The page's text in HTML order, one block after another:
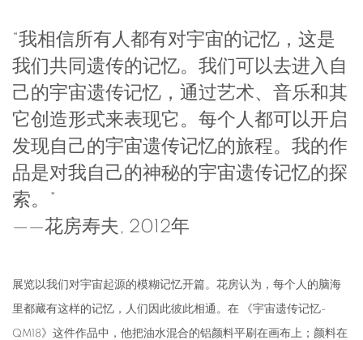
“我相信所有人都有对宇宙的记忆，这是
我们共同遗传的记忆。我们可以去进入自
己的宇宙遗传记忆，通过艺术、音乐和其
它创造形式来表现它。每个人都可以开启
发现自己的宇宙遗传记忆的旅程。我的作
品是对我自己的神秘的宇宙遗传记忆的探
索。”
——花房寿夫, 2012年
展览以我们对宇宙起源的模糊记忆开篇。花房认为，每个人的脑海
里都藏有这样的记忆，人们因此彼此相通。在 《宇宙遗传记忆-
QM18》这件作品中，他把油水混合的铝颜料平刷在画布上；颜料在